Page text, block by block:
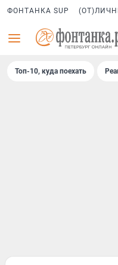
ФОНТАНКА SUP
Топ-10, куда поехать